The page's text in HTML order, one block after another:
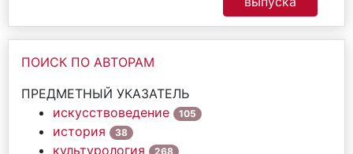
ПОИСК ПО АВТОРАМ
ПРЕДМЕТНЫЙ УКАЗАТЕЛЬ
искусствоведение
105
история 38
культурология 268